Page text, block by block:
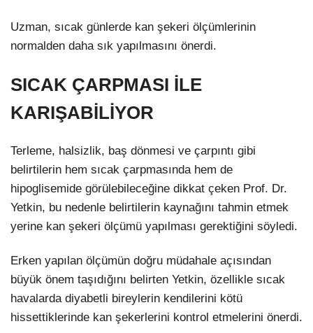
Uzman, sıcak günlerde kan şekeri ölçümlerinin
normalden daha sık yapılmasını önerdi.
SICAK ÇARPMASI İLE
KARIŞABİLİYOR
Terleme, halsizlik, baş dönmesi ve çarpıntı gibi
belirtilerin hem sıcak çarpmasında hem de
hipoglisemide görülebileceğine dikkat çeken Prof. Dr.
Yetkin, bu nedenle belirtilerin kaynağını tahmin etmek
yerine kan şekeri ölçümü yapılması gerektiğini söyledi.
Erken yapılan ölçümün doğru müdahale açısından
büyük önem taşıdığını belirten Yetkin, özellikle sıcak
havalarda diyabetli bireylerin kendilerini kötü
hissettiklerinde kan şekerlerini kontrol etmelerini önerdi.